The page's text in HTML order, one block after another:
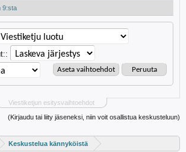
9:sta
Viestiketjun esitysvaihtoehdot
(Kirjaudu tai liity jäseneksi, niin voit osallistua keskusteluun)
Keskustelua kännyköistä